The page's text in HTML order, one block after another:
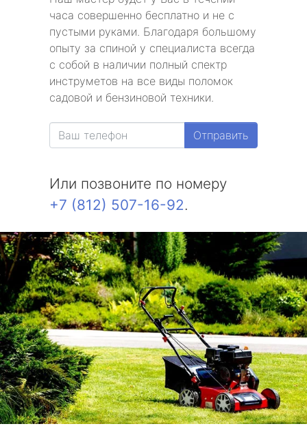
часа совершенно бесплатно и не с
пустыми руками. Благодаря большому
опыту за спиной у специалиста всегда
с собой в наличии полный спектр
инструметов на все виды поломок
садовой и бензиновой техники.
Отправить
Или позвоните по номеру
+7 (812) 507-16-92.